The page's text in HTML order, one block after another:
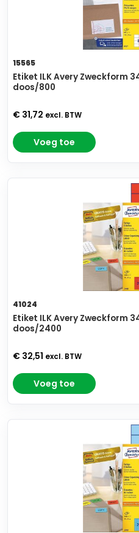
15565
Etiket ILK Avery Zweckform
doos/800
€ 31,72 excl. BTW
Voeg toe
41024
Etiket ILK Avery Zweckform
doos/2400
€ 32,51 excl. BTW
Voeg toe